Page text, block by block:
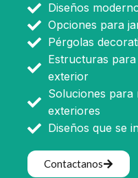
Diseños
Opciones para
Pérgolas
Estructuras
exterior
Soluciones para
exteriores
Diseños que se
Contactanos